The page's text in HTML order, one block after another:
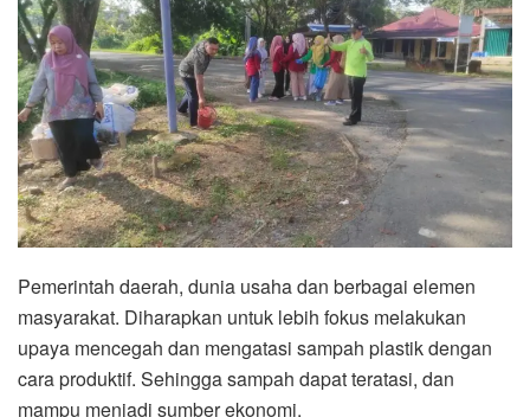
Pemerintah daerah, dunia usaha dan berbagai elemen
masyarakat. Diharapkan untuk lebih fokus melakukan
upaya mencegah dan mengatasi sampah plastik dengan
cara produktif. Sehingga sampah dapat teratasi, dan
mampu menjadi sumber ekonomi.